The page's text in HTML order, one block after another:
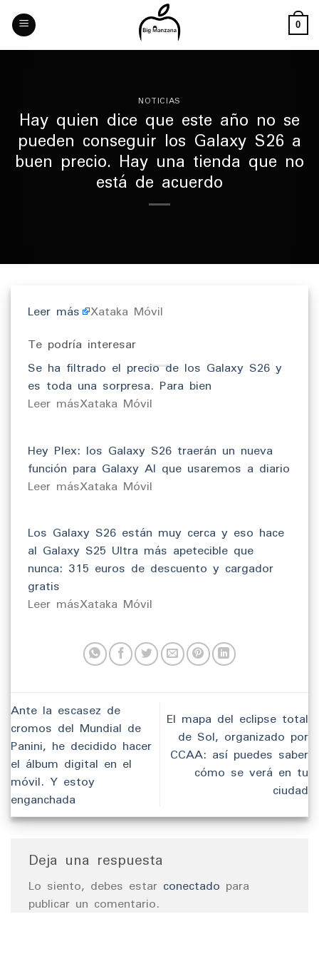
Skip
content
0
NOTICIAS
Hay quien dice que este año no se
pueden conseguir los Galaxy S26 a
buen precio. Hay una tienda que no
está de acuerdo
Leer más Xataka Móvil
Te podría interesar
Se ha filtrado el precio de los Galaxy S26 y
es toda una sorpresa. Para bien
​Leer másXataka Móvil
Hey Plex: los Galaxy S26 traerán un nueva
función para Galaxy AI que usaremos a diario
​Leer másXataka Móvil
Los Galaxy S26 están muy cerca y eso hace
al Galaxy S25 Ultra más apetecible que
nunca: 315 euros de descuento y cargador
gratis
​Leer másXataka Móvil
Ante la escasez de
cromos del Mundial de
Panini, he decidido hacer
el álbum digital en el
móvil. Y estoy
enganchada
El mapa del eclipse total
de Sol, organizado por
CCAA: así puedes saber
cómo se verá en tu
ciudad
Deja una respuesta
Lo siento, debes estar conectado para
publicar un comentario.